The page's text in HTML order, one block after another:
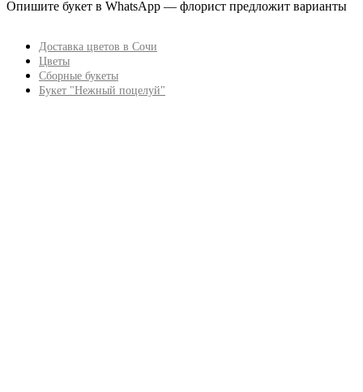
Опишите букет в WhatsApp — флорист предложит варианты
Доставка цветов в Сочи
Цветы
Сборные букеты
Букет "Нежный поцелуй"